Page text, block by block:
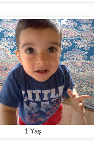
1 Yaş